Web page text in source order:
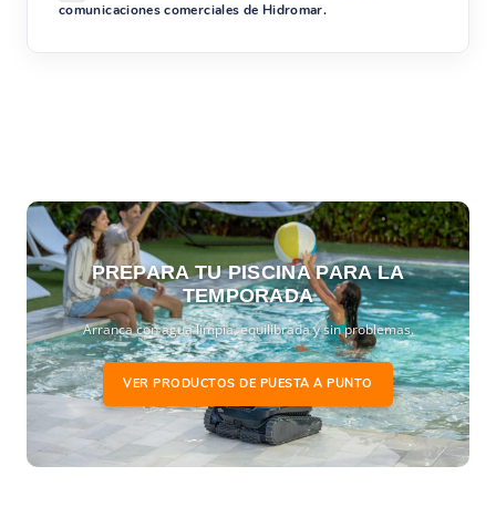
comunicaciones comerciales de Hidromar.
PREPARA TU PISCINA PARA LA
TEMPORADA
Arranca con agua limpia, equilibrada y sin problemas.
VER PRODUCTOS DE PUESTA A PUNTO